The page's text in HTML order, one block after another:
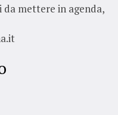
da mettere in agenda,